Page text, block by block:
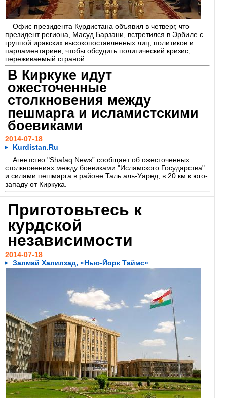
Офис президента Курдистана объявил в четверг, что
президент региона, Масуд Барзани, встретился в Эрбиле с
группой иракских высокопоставленных лиц, политиков и
парламентариев, чтобы обсудить политический кризис,
переживаемый страной...
В Киркуке идут
ожесточенные
столкновения между
пешмарга и исламистскими
боевиками
2014-07-18
Kurdistan.Ru
Агентство "Shafaq News” сообщает об ожесточенных
столкновениях между боевиками "Исламского Государства"
и силами пешмарга в районе Таль аль-Уаред, в 20 км к юго-
западу от Киркука.
Приготовьтесь к
курдской
независимости
2014-07-18
Залмай Халилзад, «Нью-Йорк Таймс»